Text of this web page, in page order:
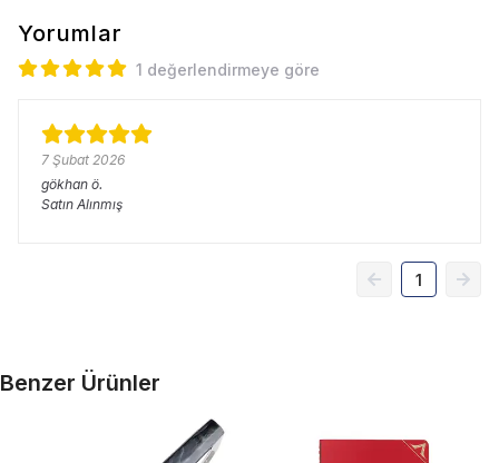
Yorumlar
1 değerlendirmeye göre
7 Şubat 2026
gökhan ö.
Satın Alınmış
1
Benzer Ürünler